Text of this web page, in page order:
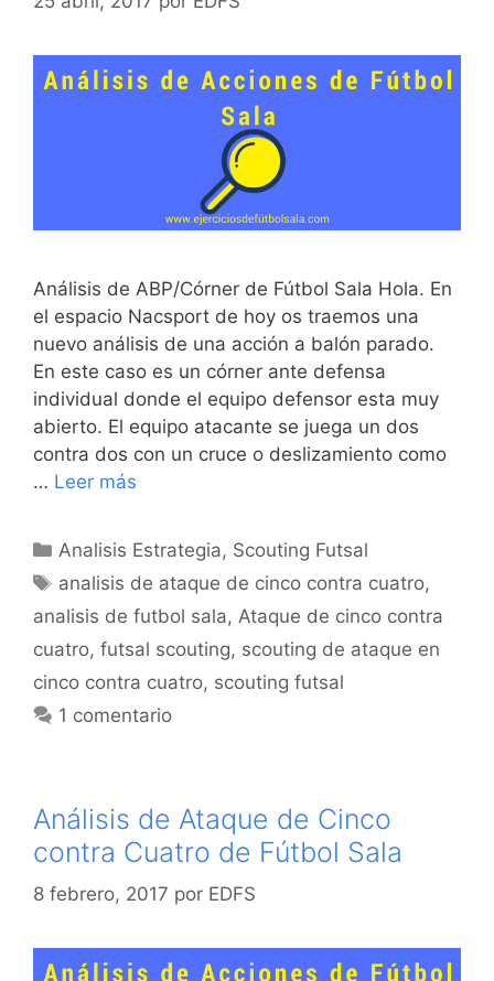
Análisis de ABP/Córner de Fútbol Sala Hola. En
el espacio Nacsport de hoy os traemos una
nuevo análisis de una acción a balón parado.
En este caso es un córner ante defensa
individual donde el equipo defensor esta muy
abierto. El equipo atacante se juega un dos
contra dos con un cruce o deslizamiento como
… Leer más
Categorías
Analisis Estrategia, Scouting Futsal
Etiquetas
analisis de ataque de cinco contra cuatro,
analisis de futbol sala, Ataque de cinco contra
cuatro, futsal scouting, scouting de ataque en
cinco contra cuatro, scouting futsal
1 comentario
Análisis de Ataque de Cinco
contra Cuatro de Fútbol Sala
8 febrero, 2017 por EDFS